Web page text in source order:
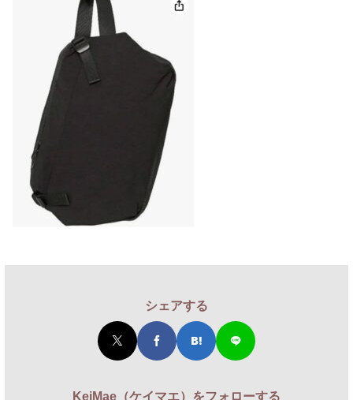
シェアする
KeiMae（ケイマエ）をフォローする